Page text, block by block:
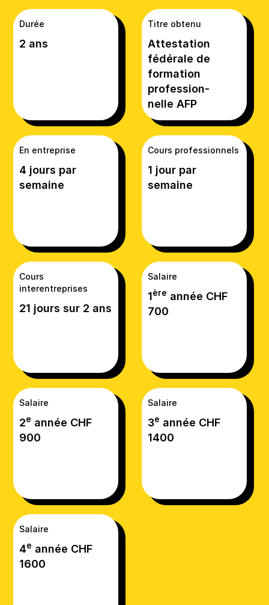
Durée
2 ans
Titre obtenu
Attestation
fédérale de
formation
profession-
nelle AFP
En entreprise
4 jours par
semaine
Cours professionnels
1 jour par
semaine
Cours
interentreprises
21 jours sur 2 ans
Salaire
1ère année CHF
700
Salaire
2e année CHF
900
Salaire
3e année CHF
1400
Salaire
4e année CHF
1600